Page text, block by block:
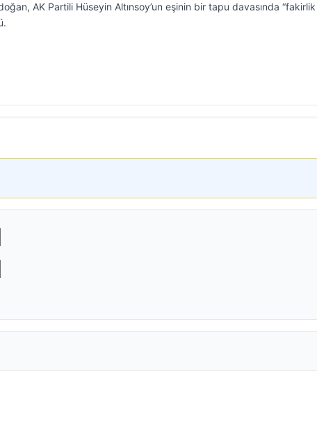
AK Partili Hüseyin Altınsoy’un eşinin bir tapu davasında “fakirlik